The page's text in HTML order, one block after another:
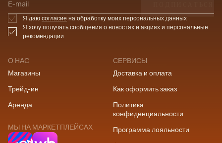
О НАС
Магазины
Трейд-ин
Аренда
МЫ НА МАРКЕТПЛЕЙСАХ
СЕРВИСЫ
Доставка и оплата
Как оформить заказ
Политика
конфиденциальности
Программа лояльности
E-mail
Я даю согласие на обработку моих персональных данных
Я хочу получать сообщения о новостях и акциях и персональные
рекомендации